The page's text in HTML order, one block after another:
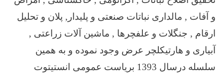
و آفات , مالداری نباتات صنعتی و پلیدار, پلان و تحلیل
ارقام , جنگلات و علفچرها , ماشین آلات زراعتی ,
آبیاری و هارتیکلچر عرض وجود نموده و به همین
سلسله درسال 1393 بریاست عمومی انستیتوت